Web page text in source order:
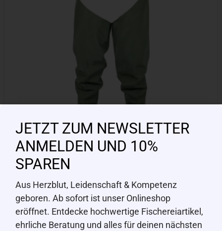
RAGOT
Watstiefel / Hüftstiefel Gr. 38
CHF49.00
JETZT ZUM NEWSLETTER
ANMELDEN UND 10%
SPAREN
Aus Herzblut, Leidenschaft & Kompetenz
geboren. Ab sofort ist unser Onlineshop
eröffnet. Entdecke hochwertige Fischereiartikel,
ehrliche Beratung und alles für deinen nächsten